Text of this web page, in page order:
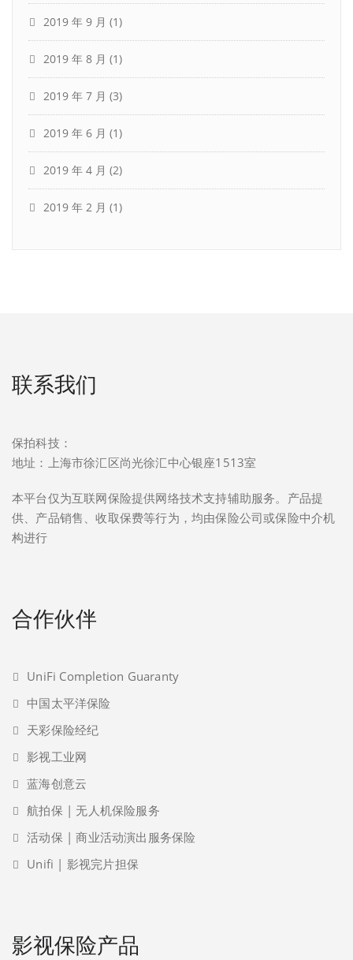
2019 年 9 月 (1)
2019 年 8 月 (1)
2019 年 7 月 (3)
2019 年 6 月 (1)
2019 年 4 月 (2)
2019 年 2 月 (1)
联系我们
保拍科技：
地址：上海市徐汇区尚光徐汇中心银座1513室
本平台仅为互联网保险提供网络技术支持辅助服务。产品提
供、产品销售、收取保费等行为，均由保险公司或保险中介机
构进行
合作伙伴
UniFi Completion Guaranty
中国太平洋保险
天彩保险经纪
影视工业网
蓝海创意云
航拍保 | 无人机保险服务
活动保 | 商业活动演出服务保险
Unifi | 影视完片担保
影视保险产品